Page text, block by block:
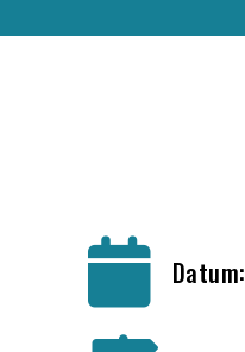
Datum: